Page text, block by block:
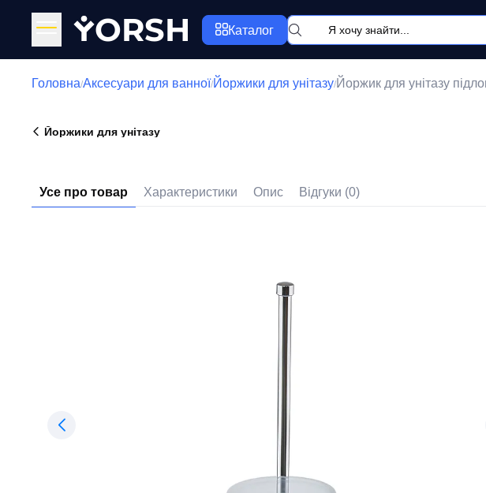
YORSH Каталог
Головна/Аксесуари для ванної/Йоржики для унітазу/Йоржик для унітазу
Йоржики для унітазу
Усе про товар Характеристики Опис Відгуки (0)